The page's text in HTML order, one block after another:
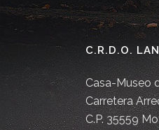
C.R.D.O.
Casa-Museo
Carretera
C.P. 35559